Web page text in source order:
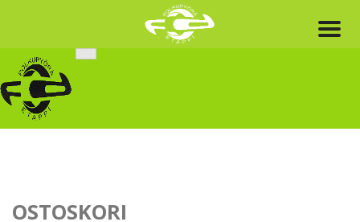
content
OSTOSKORI